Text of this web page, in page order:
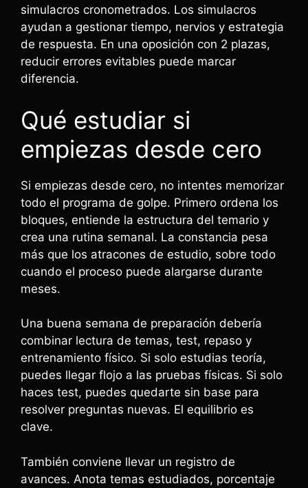
simulacros cronometrados. Los simulacros
ayudan a gestionar tiempo, nervios y estrategia
de respuesta. En una oposición con 2 plazas,
reducir errores evitables puede marcar
diferencia.
Qué estudiar si
empiezas desde cero
Si empiezas desde cero, no intentes memorizar
todo el programa de golpe. Primero ordena los
bloques, entiende la estructura del temario y
crea una rutina semanal. La constancia pesa
más que los atracones de estudio, sobre todo
cuando el proceso puede alargarse durante
meses.
Una buena semana de preparación debería
combinar lectura de temas, test, repaso y
entrenamiento físico. Si solo estudias teoría,
puedes llegar flojo a las pruebas físicas. Si solo
haces test, puedes quedarte sin base para
resolver preguntas nuevas. El equilibrio es
clave.
También conviene llevar un registro de
avances. Anota temas estudiados, porcentaje